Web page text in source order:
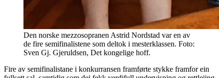
Den norske mezzosopranen Astrid Nordstad var en av
de fire semifinalistene som deltok i mesterklassen. Foto:
Sven Gj. Gjeruldsen, Det kongelige hoff.
Fire av semifinalistane i konkurransen framførte stykke framfor ein